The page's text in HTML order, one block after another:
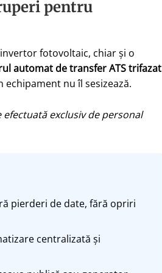
pentru
fotovoltaic, chiar și o
automat de transfer ATS trifazat
nu îl sesizează.
exclusiv de personal
pierderi de date, fără opriri
centralizată și